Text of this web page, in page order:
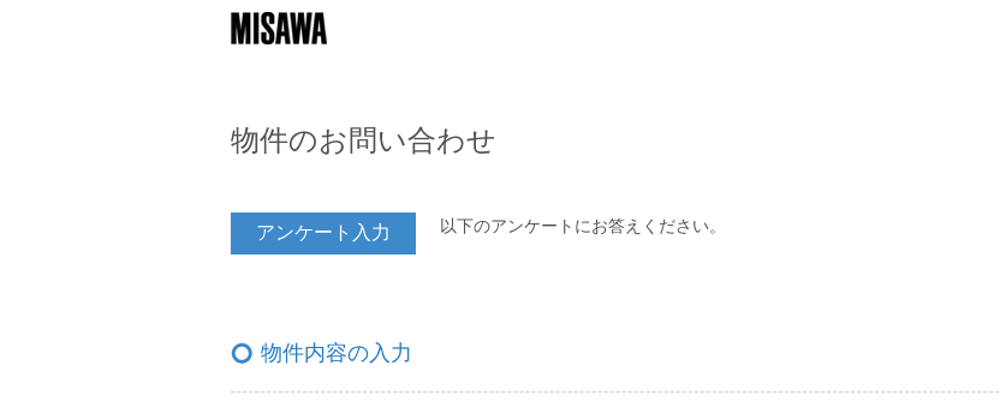
物件のお問い合わせ
アンケート入力 以下のアンケートにお答えください。
物件内容の入力